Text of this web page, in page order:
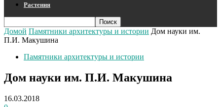
Растения
Домой Памятники архитектуры и истории Дом науки им.
П.И. Макушина
Памятники архитектуры и истории
Дом науки им. П.И. Макушина
16.03.2018